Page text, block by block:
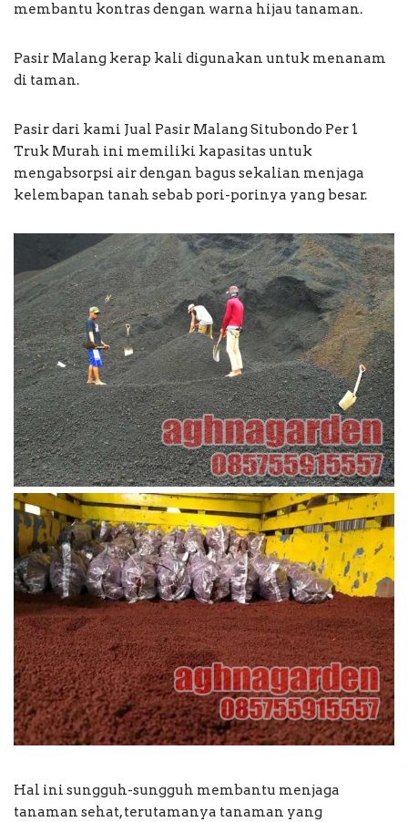
membantu kontras dengan warna hijau tanaman.
Pasir Malang kerap kali digunakan untuk menanam
di taman.
Pasir dari kami Jual Pasir Malang Situbondo Per 1
Truk Murah ini memiliki kapasitas untuk
mengabsorpsi air dengan bagus sekalian menjaga
kelembapan tanah sebab pori-porinya yang besar.
Hal ini sungguh-sungguh membantu menjaga
tanaman sehat, terutamanya tanaman yang